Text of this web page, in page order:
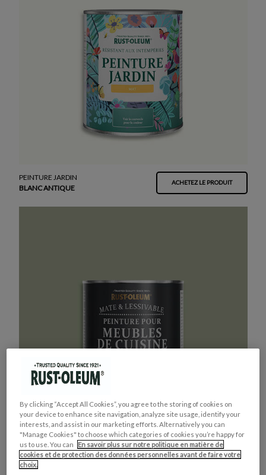
PEINTURE JARDIN
BLANC ANTIQUE
ACHETEZ LE PRODUIT
MEUBLES DE CUISINE
VERT KAKI
ACHETEZ LE PRODUIT
By clicking “Accept All Cookies”, you agree to the storing of cookies on
your device to enhance site navigation, analyze site usage, identify your
interests, and assist in our marketing efforts. Alternatively you can
"Manage Cookies" to choose which categories of cookies you’re happy for
us to use. You can
En savoir plus sur notre politique en matière de
cookies et de protection des données personnelles avant de faire votre
choix.